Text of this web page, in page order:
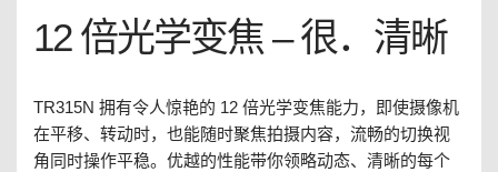
12 倍光学变焦 – 很．清晰
TR315N 拥有令人惊艳的 12 倍光学变焦能力，即使摄像机
在平移、转动时，也能随时聚焦拍摄内容，流畅的切换视
角同时操作平稳。优越的性能带你领略动态、清晰的每个